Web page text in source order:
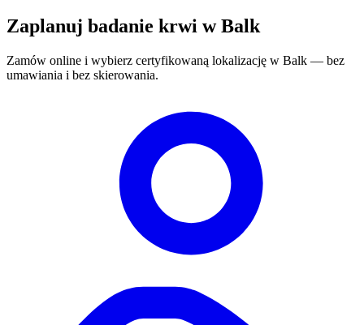
Zaplanuj badanie krwi w Balk
Zamów online i wybierz certyfikowaną lokalizację w Balk — bez
umawiania i bez skierowania.